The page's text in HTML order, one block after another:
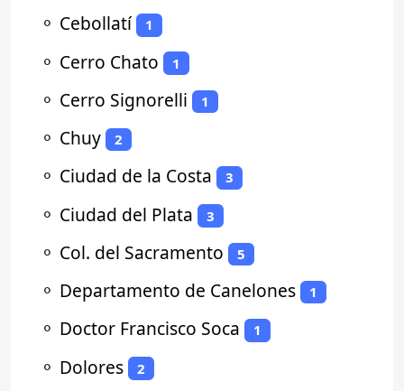
⚬ Cebollatí 1
⚬ Cerro Chato 1
⚬ Cerro Signorelli 1
⚬ Chuy 2
⚬ Ciudad de la Costa 3
⚬ Ciudad del Plata 3
⚬ Col. del Sacramento 5
⚬ Departamento de Canelones 1
⚬ Doctor Francisco Soca 1
⚬ Dolores 2